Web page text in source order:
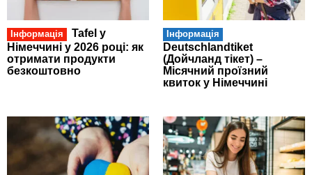
Інформація
Tafel у
Німеччині у 2026 році: як
отримати продукти
безкоштовно
Інформація
Deutschlandtiket
(Дойчланд тікет) –
Місячний проїзний
квиток у Німеччині